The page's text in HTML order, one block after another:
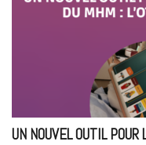
UN NOUVEL OUTIL